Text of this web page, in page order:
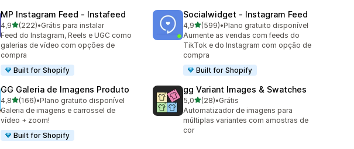
MP Instagram Feed ‑ Instafeed
4,9de 5 estrelas
(222)
222 avaliações ao todo
•Grátis para instalar
Feed do Instagram, Reels e UGC como
galerias de vídeo com opções de
compra
Built for Shopify
Socialwidget ‑ Instagram Feed
4,9de 5 estrelas
(599)
599 avaliações ao todo
•Plano gratuito disponível
Aumente as vendas com feeds do
TikTok e do Instagram com opção de
compra
Built for Shopify
GG Galeria de Imagens Produto
4,8de 5 estrelas
(166)
166 avaliações ao todo
•Plano gratuito disponível
Galeria de imagens e carrossel de
vídeo + zoom!
Built for Shopify
gg Variant Images & Swatches
5,0de 5 estrelas
(28)
28 avaliações ao todo
•Grátis
Automatizador de imagens para
múltiplas variantes com amostras de
cor